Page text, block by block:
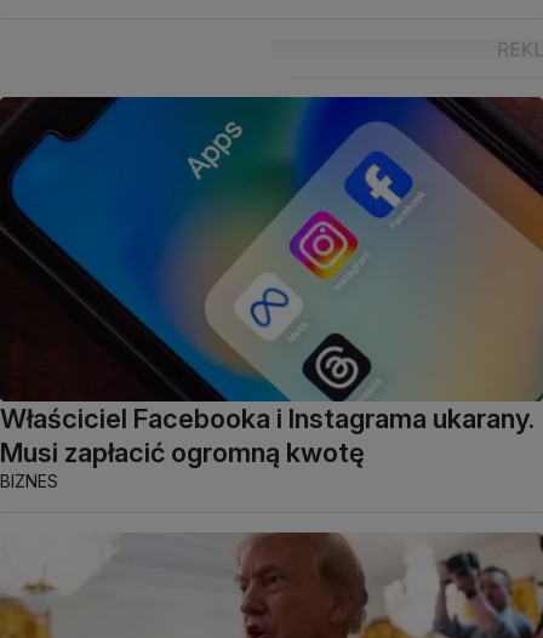
Właściciel Facebooka i Instagrama ukarany.
Musi zapłacić ogromną kwotę
BIZNES